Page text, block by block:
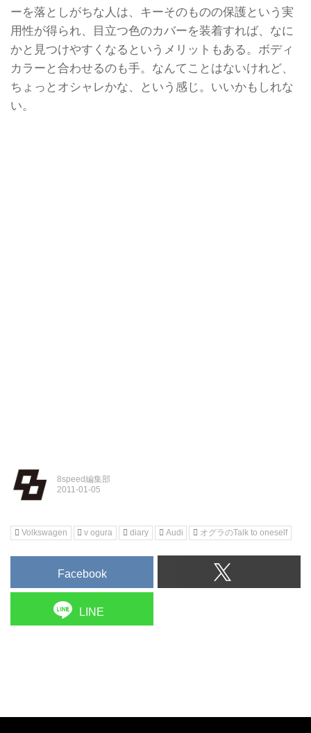
ーを落としがちな人は、キーそのものの保護という実
用性が得られ、目立つ色のカバーを装着すれば、なに
かと見つけやすくなるというメリットもある。ボディ
カラーと合わせるのも手。なんてことはないけれど、
ちょっとオシャレかな、という感じ。いいかもしれな
い。
8speed編集部
Volkswagen v ogura diary Audi オグラのTalk to oneself
Facebook
LINE